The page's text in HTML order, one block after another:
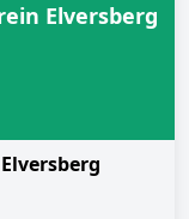
Elversberg